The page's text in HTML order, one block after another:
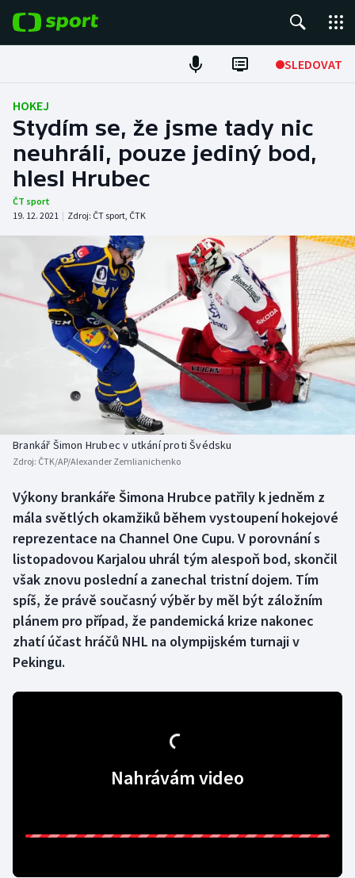
SLEDOVAT
Fotbal
Hokej
Tenis
Atletika
Cyklistika
DALŠÍ SPORTY
Americký fotbal
Baseball a softbal
Basketbal
Biatlon
Box
Curling
Dostihy
Florbal
Futsal
NEPŘEHLÉDNĚTE
Historické návraty
Aplikace ČT sport
HOKEJ
Stydím se, že jsme tady nic
neuhráli, pouze jediný bod,
hlesl Hrubec
ČT sport
19. 12. 2021 | Zdroj: ČT sport, ČTK
Brankář Šimon Hrubec v utkání proti Švédsku
Zdroj: ČTK/AP/Alexander Zemlianichenko
Výkony brankáře Šimona Hrubce patřily k jedněm z
mála světlých okamžiků během vystoupení hokejové
reprezentace na Channel One Cupu. V porovnání s
listopadovou Karjalou uhrál tým alespoň bod, skončil
však znovu poslední a zanechal tristní dojem. Tím
spíš, že právě současný výběr by měl být záložním
plánem pro případ, že pandemická krize nakonec
zhatí účast hráčů NHL na olympijském turnaji v
Pekingu.
Nahrávám video